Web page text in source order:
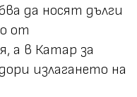
да носят дълги
от
а в Катар за
излагането на